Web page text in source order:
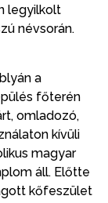
legyilkolt
névsorán.
a
főterén
omladozó,
kívüli
magyar
áll. Előtte
kőfeszület